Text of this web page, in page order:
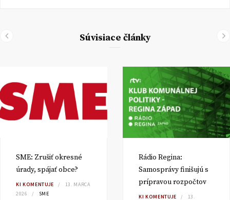
Súvisiace články
SME: Zrušiť okresné
úrady, spájať obce?
KI KOMENTUJE
13. MARCA
2026
SME
Rádio Regina:
Samosprávy finišujú s
prípravou rozpočtov
KI KOMENTUJE
13.